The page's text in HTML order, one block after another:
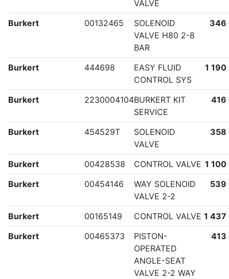
VALVE
Burkert 00132465
SOLENOID
VALVE H80 2-8
BAR
346
Burkert 444698
EASY FLUID
CONTROL SYS
1 190
Burkert 2230004104BURKERT KIT
SERVICE
416
Burkert 454529T
SOLENOID
VALVE
358
Burkert 00428538 CONTROL VALVE 1 100
Burkert
00454146
WAY SOLENOID
VALVE 2-2
539
Burkert 00165149 CONTROL VALVE 1 437
Burkert
00465373
PISTON-
OPERATED
ANGLE-SEAT
VALVE 2-2 WAY
413